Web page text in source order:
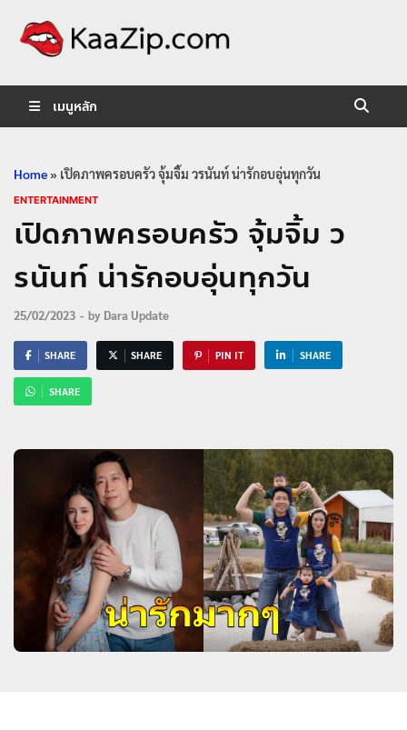
เมนูหลัก
Home» เปิดภาพครอบครัว จุ้มจิ้ม วรนันท์ น่ารักอบอุ่นทุกวัน
ENTERTAINMENT
เปิดภาพครอบครัว จุ้มจิ้ม ว
รนันท์ น่ารักอบอุ่นทุกวัน
25/02/2023 - by Dara Update
SHARE SHARE PIN IT SHARE
SHARE